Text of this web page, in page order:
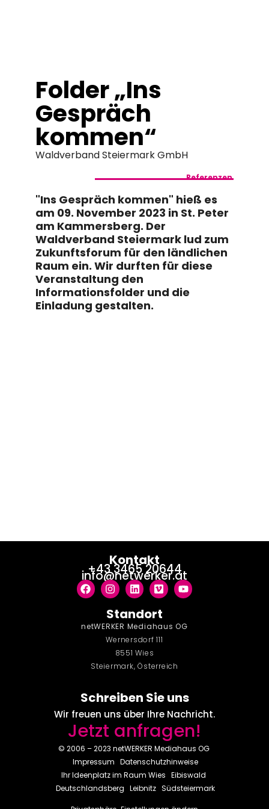
Folder „Ins
Gespräch
kommen“
Waldverband Steiermark GmbH
Referenzen
"Ins Gespräch kommen" hieß es
am 09. November 2023 in St. Peter
am Kammersberg. Der
Waldverband Steiermark lud zum
Zukunftsforum für den ländlichen
Raum ein. Wir durften für diese
Veranstaltung den
Informationsfolder und die
Einladung gestalten.
Standort
netWERKER Mediahaus OG
Wernersdorf 111
8551 Wies
Steiermark, Österreich
Kontakt
+43 3465 20644
info@netwerker.at
Schreiben Sie uns
Wir freuen uns über Ihre Nachricht.
Jetzt anfragen!
© 2006 – 2023 netWERKER Mediahaus OG
Impressum Datenschutzhinweise
Ihr Ideenplatz im Raum Wies Eibiswald
Deutschlandsberg Leibnitz Südsteiermark